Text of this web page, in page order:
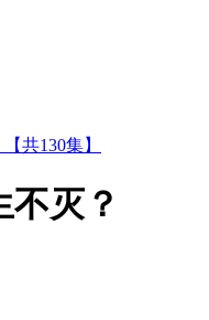
共130集】
不灭？